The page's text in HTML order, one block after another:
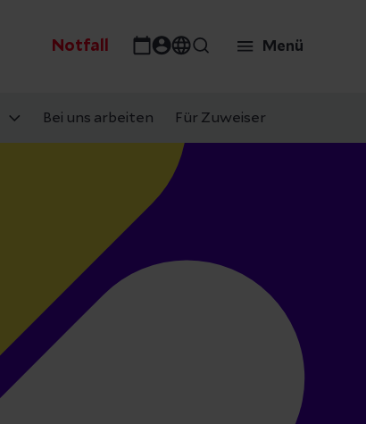
Notfall Menü
Bei uns arbeiten Für Zuweiser